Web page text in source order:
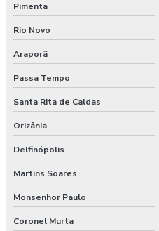
Pimenta
Rio Novo
Araporã
Passa Tempo
Santa Rita de Caldas
Orizânia
Delfinópolis
Martins Soares
Monsenhor Paulo
Coronel Murta